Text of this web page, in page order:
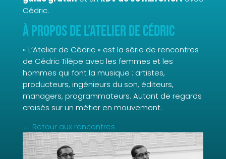
Cédric.
À propos de L’Atelier de Cédric
« L’Atelier de Cédric » est la série de rencontres
de Cédric Tilèpe avec les femmes et les
hommes qui font la musique : artistes,
producteurs, ingénieurs du son, éditeurs,
managers, programmateurs. Autant de regards
croisés sur un métier en mouvement.
← Retour aux rencontres